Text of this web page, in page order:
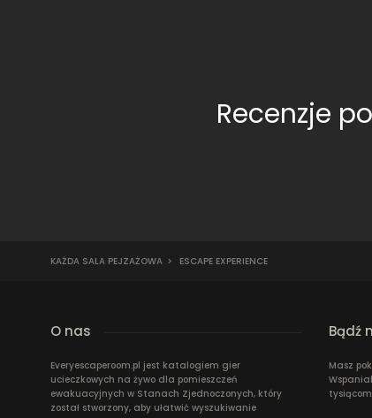
Recenzje
KAŻDA SALA PEJZAŻOWA > ESCAPE EXPERIENCE
O nas
Everyescaperoom.pl jest katalogiem gier
ucieczkowych na żywo dla pomieszczeń
ewakuacyjnych w Stanach Zjednoczonych, który
został stworzony, aby ułatwić wyszukiwanie
Bądź
Masz